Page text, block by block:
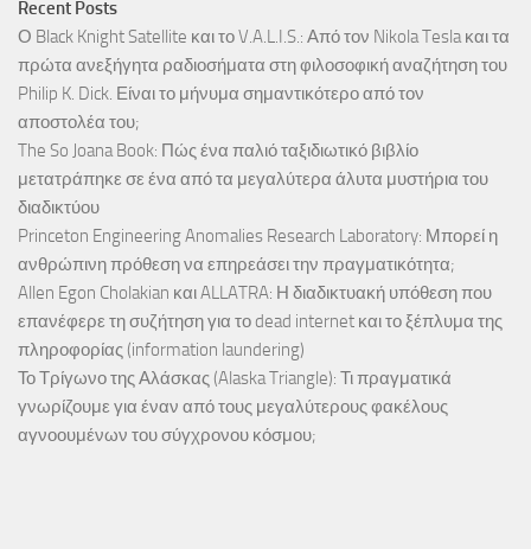
Recent Posts
Ο Black Knight Satellite και το V.A.L.I.S.: Από τον Nikola Tesla και τα
πρώτα ανεξήγητα ραδιοσήματα στη φιλοσοφική αναζήτηση του
Philip K. Dick. Είναι το μήνυμα σημαντικότερο από τον
αποστολέα του;
The So Joana Book: Πώς ένα παλιό ταξιδιωτικό βιβλίο
μετατράπηκε σε ένα από τα μεγαλύτερα άλυτα μυστήρια του
διαδικτύου
Princeton Engineering Anomalies Research Laboratory: Μπορεί η
ανθρώπινη πρόθεση να επηρεάσει την πραγματικότητα;
Allen Egon Cholakian και ALLATRA: Η διαδικτυακή υπόθεση που
επανέφερε τη συζήτηση για το dead internet και το ξέπλυμα της
πληροφορίας (information laundering)
Το Τρίγωνο της Αλάσκας (Alaska Triangle): Τι πραγματικά
γνωρίζουμε για έναν από τους μεγαλύτερους φακέλους
αγνοουμένων του σύγχρονου κόσμου;